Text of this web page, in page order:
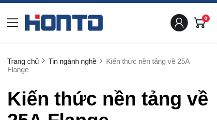
0
Trang chủ Tin ngành nghề
Kiến thức nền tảng về 25A
Flange
Kiến thức nền tảng về